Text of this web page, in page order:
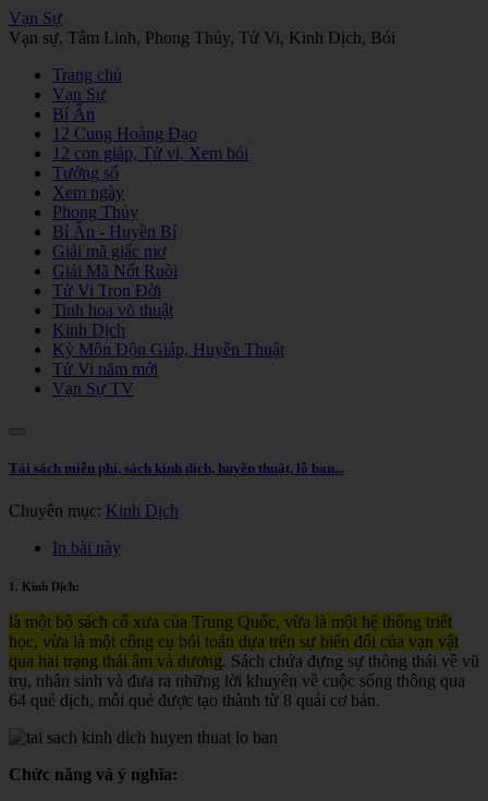
Vạn Sự
Vạn sự, Tâm Linh, Phong Thủy, Tử Vi, Kinh Dịch, Bói
Trang chủ
Vạn Sự
Bí Ẩn
12 Cung Hoàng Đạo
12 con giáp, Tử vi, Xem bói
Tướng số
Xem ngày
Phong Thủy
Bí Ẩn - Huyền Bí
Giải mã giấc mơ
Giải Mã Nốt Ruồi
Tử Vi Trọn Đời
Tinh hoa võ thuật
Kinh Dịch
Kỳ Môn Độn Giáp, Huyền Thuật
Tử Vi năm mới
Vạn Sự TV
Tải sách miễn phí, sách kinh dịch, huyền thuật, lỗ ban...
Chuyên mục: Kinh Dịch
In bài này
1. Kinh Dịch:
là một bộ sách cổ xưa của Trung Quốc, vừa là một hệ thống triết
học, vừa là một công cụ bói toán dựa trên sự biến đổi của vạn vật
qua hai trạng thái âm và dương. Sách chứa đựng sự thông thái về vũ
trụ, nhân sinh và đưa ra những lời khuyên về cuộc sống thông qua
64 quẻ dịch, mỗi quẻ được tạo thành từ 8 quái cơ bản.
Chức năng và ý nghĩa: